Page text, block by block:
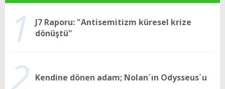
1
J7 Raporu: "Antisemitizm küresel krize
dönüştü"
2 Kendine dönen adam; Nolan´ın Odysseus´u